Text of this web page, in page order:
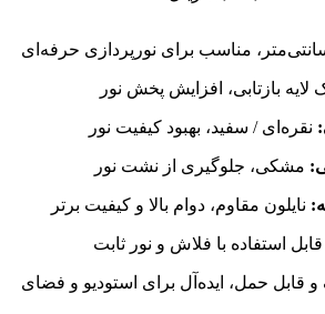
لایه بازتابی، افزایش پخش نور
نقره‌ای / سفید، بهبود کیفیت نور
مشکی، جلوگیری از نشت نور
نایلون مقاوم، دوام بالا و کیفیت برتر
قابل استفاده با فلاش و نور ثابت
قابل حمل، ایده‌آل برای استودیو و فضای